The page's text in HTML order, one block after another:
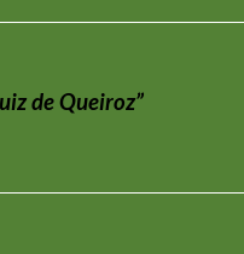
de Queiroz”